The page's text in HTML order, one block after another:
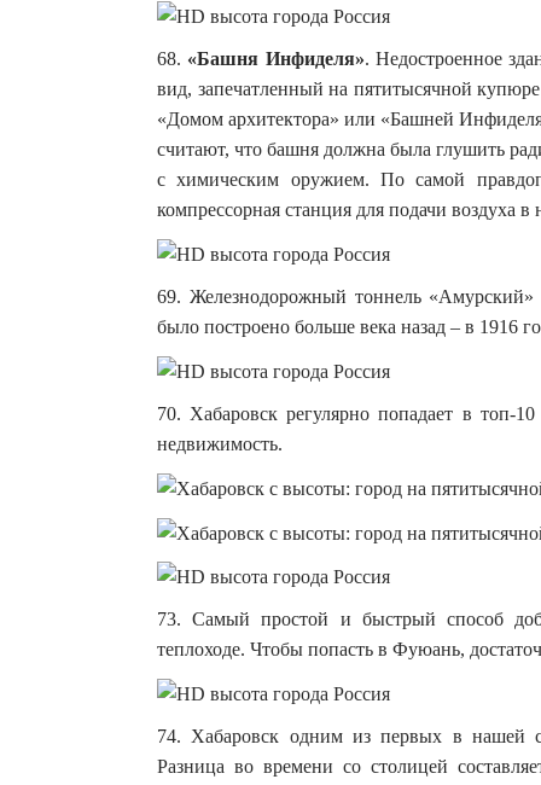
68. «Башня Инфиделя». Недостроенное
вид, запечатленный на пятитысячной
«Домом архитектора» или «Башней
считают, что башня должна была глушить
с химическим оружием. По самой
компрессорная станция для подачи воздуха
69. Железнодорожный тоннель
было построено больше века назад – в 1916
70. Хабаровск регулярно попадает в
недвижимость.
73. Самый простой и быстрый способ
теплоходе. Чтобы попасть в Фуюань,
74. Хабаровск одним из первых в нашей
Разница во времени со столицей